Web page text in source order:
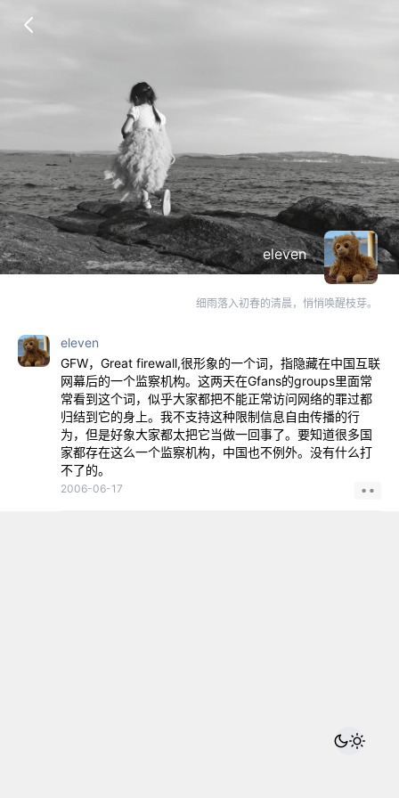
eleven
细雨落入初春的清晨，悄悄唤醒枝芽。
eleven
GFW，Great firewall,很形象的一个词，指隐藏在中国互联
网幕后的一个监察机构。这两天在Gfans的groups里面常
常看到这个词，似乎大家都把不能正常访问网络的罪过都
归结到它的身上。我不支持这种限制信息自由传播的行
为，但是好象大家都太把它当做一回事了。要知道很多国
家都存在这么一个监察机构，中国也不例外。没有什么打
不了的。
2006-06-17